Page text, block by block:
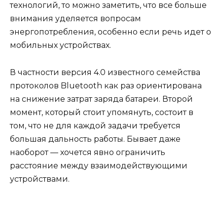
технологий, то можно заметить, что все больше
внимания уделяется вопросам
энергопотребления, особенно если речь идет о
мобильных устройствах.
В частности версия 4.0 известного семейства
протоколов Bluetooth как раз ориентирована
на снижение затрат заряда батареи. Второй
момент, который стоит упомянуть, состоит в
том, что не для каждой задачи требуется
большая дальность работы. Бывает даже
наоборот — хочется явно ограничить
расстояние между взаимодействующими
устройствами.